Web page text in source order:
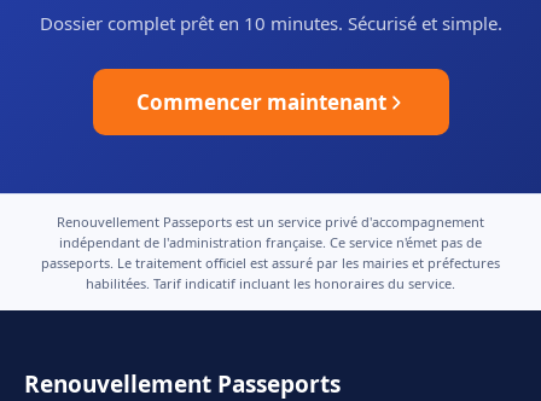
Dossier complet prêt en 10 minutes. Sécurisé et simple.
Commencer maintenant
Renouvellement Passeports est un service privé d'accompagnement
indépendant de l'administration française. Ce service n'émet pas de
passeports. Le traitement officiel est assuré par les mairies et préfectures
habilitées. Tarif indicatif incluant les honoraires du service.
Renouvellement Passeports